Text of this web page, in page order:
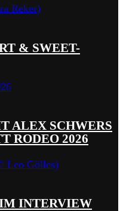
& SWEET-
ALEX SCHWERS
RODEO 2026
INTERVIEW